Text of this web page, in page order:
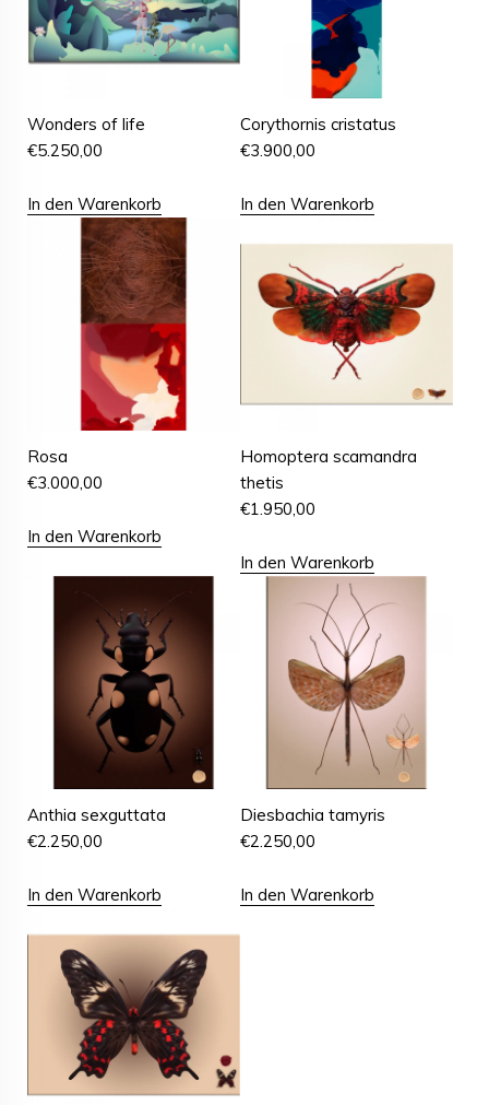
Wonders of life
€5.250,00
In den Warenkorb
Corythornis cristatus
€3.900,00
In den Warenkorb
Rosa
€3.000,00
In den Warenkorb
Homoptera scamandra
thetis
€1.950,00
In den Warenkorb
Anthia sexguttata
€2.250,00
In den Warenkorb
Diesbachia tamyris
€2.250,00
In den Warenkorb